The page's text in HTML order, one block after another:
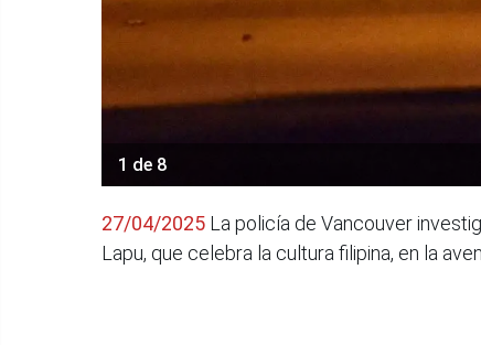
1 de 8
27/04/2025 La policía de Vancouver
Lapu, que celebra la cultura filipina, en la